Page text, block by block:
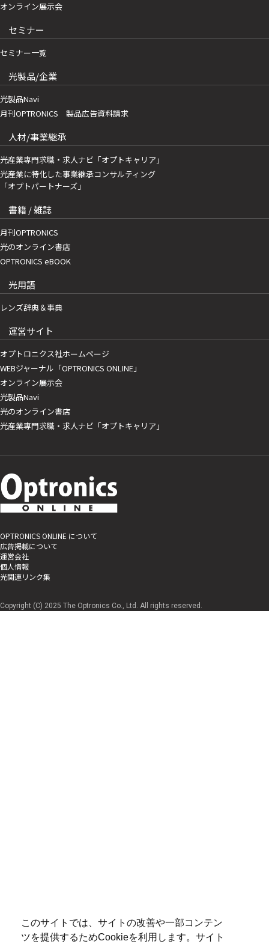
このサイトでは、サイトの改善や一部コンテン
ツを提供するためCookieを利用します。サイト
オンライン展示会
セミナー
セミナー一覧
光製品/企業
光製品Navi
月刊OPTRONICS 製品広告資料請求
人材/事業継承
光産業専門求職・求人ナビ「オプトキャリア」
光産業に特化した事業継承コンサルティング
「オプトパートナーズ」
書籍 / 雑誌
月刊OPTRONICS
光のオンライン書店
OPTRONICS eBOOK
光用語
レンズ辞典＆事典
運営サイト
オプトロニクス社ホームページ
WEBジャーナル「OPTRONICS ONLINE」
オンライン展示会
光製品Navi
光のオンライン書店
光産業専門求職・求人ナビ「オプトキャリア」
OPTRONICS ONLINE について
広告掲載について
運営会社
個人情報
光関連リンク集
Copyright (C) 2025 The Optronics Co., Ltd. All rights reserved.